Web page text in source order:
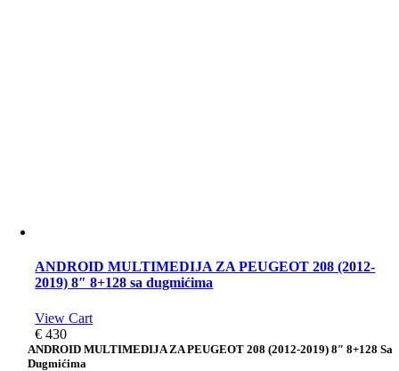
ANDROID MULTIMEDIJA ZA PEUGEOT 208 (2012-
2019) 8″ 8+128 sa dugmićima
View Cart
€ 430
ANDROID MULTIMEDIJA ZA PEUGEOT 208 (2012-2019) 8″ 8+128 Sa
Dugmićima